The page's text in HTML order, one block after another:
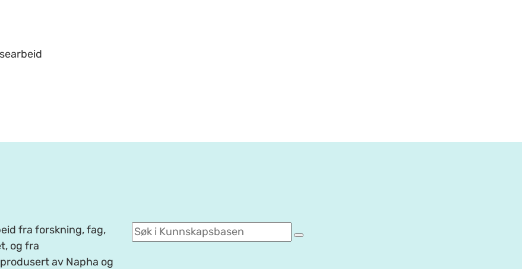
fra forskning, fag,
og fra
av Napha og